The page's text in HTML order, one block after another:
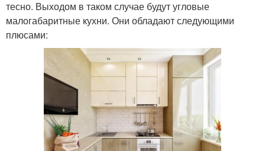
тесно. Выходом в таком случае будут угловые
малогабаритные кухни. Они обладают следующими
плюсами: